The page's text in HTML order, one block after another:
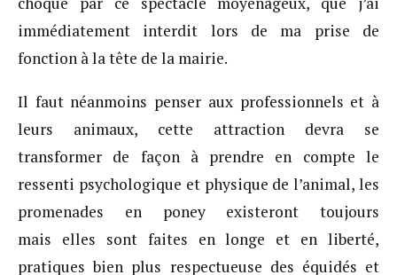
immédiatement interdit lors de ma prise de
fonction à la tête de la mairie.
Il faut néanmoins penser aux professionnels et à
leurs animaux, cette attraction devra se
transformer de façon à prendre en compte le
ressenti psychologique et physique de l’animal, les
promenades en poney existeront toujours
mais elles sont faites en longe et en liberté,
pratiques bien plus respectueuse des équidés et